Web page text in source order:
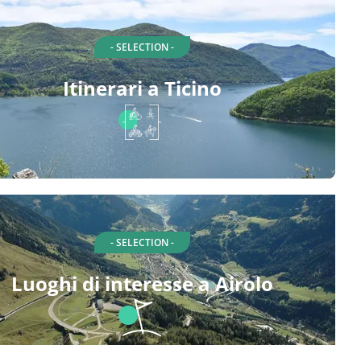
- SELECTION -
Itinerari a Ticino
- SELECTION -
Luoghi di interesse a Airolo